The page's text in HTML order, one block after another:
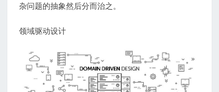
杂问题的抽象然后分而治之。
领域驱动设计